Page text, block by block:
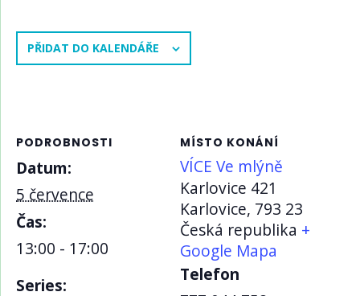
PŘIDAT DO KALENDÁŘE
PODROBNOSTI
Datum:
5 července
Čas:
13:00 - 17:00
Series:
MÍSTO KONÁNÍ
VÍCE Ve mlýně
Karlovice 421
Karlovice, 793 23
Česká republika +
Google Mapa
Telefon